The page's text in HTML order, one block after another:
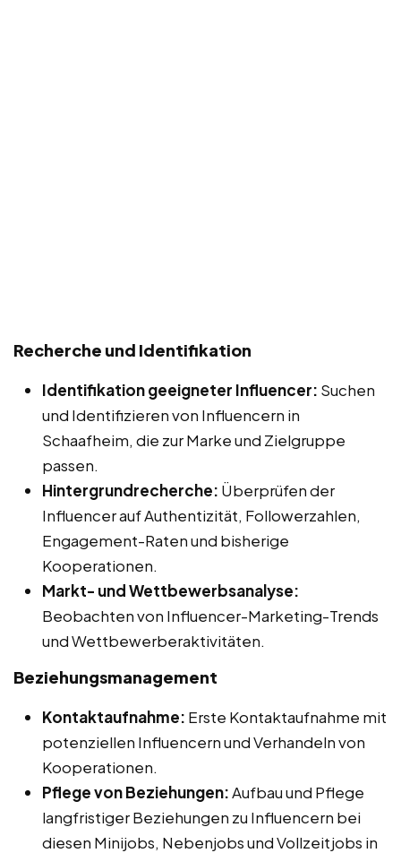
Recherche und Identifikation
Identifikation geeigneter Influencer: Suchen
und Identifizieren von Influencern in
Schaafheim, die zur Marke und Zielgruppe
passen.
Hintergrundrecherche: Überprüfen der
Influencer auf Authentizität, Followerzahlen,
Engagement-Raten und bisherige
Kooperationen.
Markt- und Wettbewerbsanalyse:
Beobachten von Influencer-Marketing-Trends
und Wettbewerberaktivitäten.
Beziehungsmanagement
Kontaktaufnahme: Erste Kontaktaufnahme mit
potenziellen Influencern und Verhandeln von
Kooperationen.
Pflege von Beziehungen:Aufbau und Pflege
langfristiger Beziehungen zu Influencern bei
diesen Minijobs, Nebenjobs und Vollzeitjobs in